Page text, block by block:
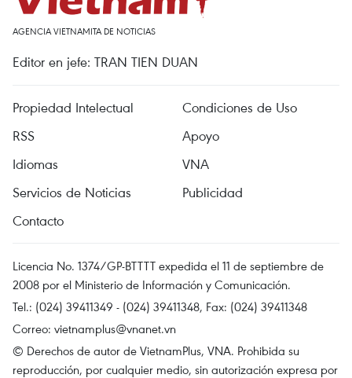
AGENCIA VIETNAMITA DE NOTICIAS
Editor en jefe: TRAN TIEN DUAN
Propiedad Intelectual
Condiciones de Uso
RSS
Apoyo
Idiomas
VNA
Servicios de Noticias
Publicidad
Contacto
Licencia No. 1374/GP-BTTTT expedida el 11 de septiembre de
2008 por el Ministerio de Información y Comunicación.
Tel.: (024) 39411349 - (024) 39411348, Fax: (024) 39411348
Correo: vietnamplus@vnanet.vn
© Derechos de autor de VietnamPlus, VNA. Prohibida su
reproducción, por cualquier medio, sin autorización expresa por